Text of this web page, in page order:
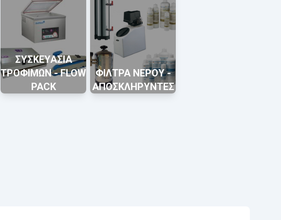
ΣΥΣΚΕΥΑΣΙΑ
ΤΡΟΦΙΜΩΝ - FLOW
PACK
ΦΙΛΤΡΑ ΝΕΡΟΥ -
ΑΠΟΣΚΛΗΡΥΝΤΕΣ